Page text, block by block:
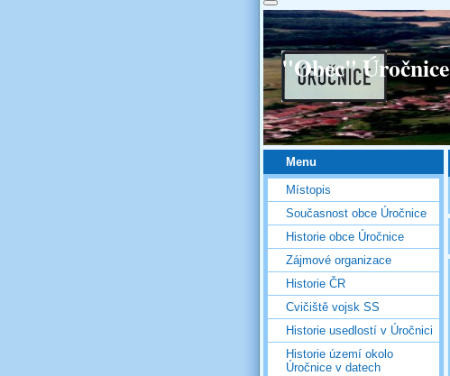
"Obec" Úročnice
Menu
Místopis
Současnost obce Úročnice
Historie obce Úročnice
Zájmové organizace
Historie ČR
Cvičiště vojsk SS
Historie usedlostí v Úročnici
Historie území okolo
Úročnice v datech